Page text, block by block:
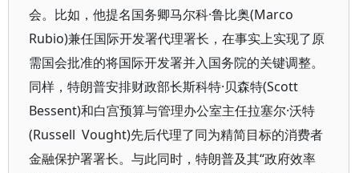
会。比如，他提名国务卿马尔科·鲁比奥(Marco
Rubio)兼任国际开发署代理署长，在事实上实现了原
需国会批准的将国际开发署并入国务院的关键调整。
同样，特朗普安排财政部长斯科特·贝森特(Scott
Bessent)和白宫预算与管理办公室主任拉塞尔·沃特
(Russell Vought)先后代理了同为精简目标的消费者
金融保护署署长。与此同时，特朗普及其“政府效率